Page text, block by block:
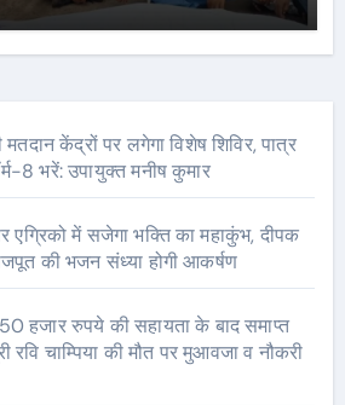
केंद्रों पर लगेगा विशेष शिविर, पात्र
8 भरें: उपायुक्त मनीष कुमार
एग्रिको में सजेगा भक्ति का महाकुंभ, दीपक
की भजन संध्या होगी आकर्षण
हजार रुपये की सहायता के बाद समाप्त
रवि चाम्पिया की मौत पर मुआवजा व नौकरी